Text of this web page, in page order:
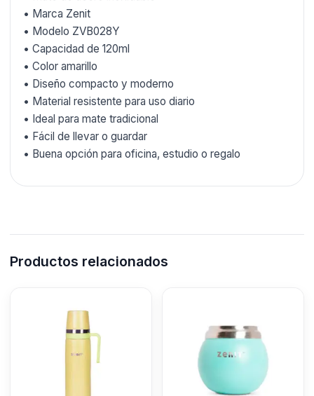
• Marca Zenit
• Modelo ZVB028Y
• Capacidad de 120ml
• Color amarillo
• Diseño compacto y moderno
• Material resistente para uso diario
• Ideal para mate tradicional
• Fácil de llevar o guardar
• Buena opción para oficina, estudio o regalo
Productos relacionados